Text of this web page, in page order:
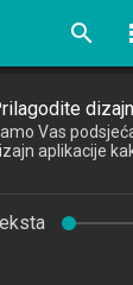
search
i
and
2025/2026
aplikacije